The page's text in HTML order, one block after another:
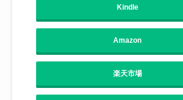
Kindle
Amazon
楽天市場